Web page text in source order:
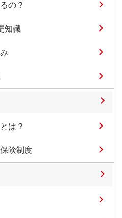
の？
知識
は？
険制度